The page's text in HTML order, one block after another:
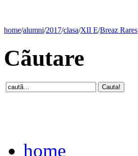
home/alumni/2017/clasa/XII E/Breaz Rares
Cãutare
home